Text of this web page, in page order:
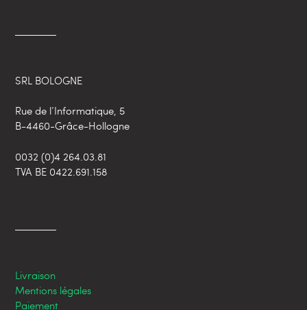
SRL BOLOGNE
Rue de l’Informatique, 5
B-4460-Grâce-Hollogne
0032 (0)4 264.03.81
TVA BE 0422.691.158
Livraison
Mentions légales
Paiement